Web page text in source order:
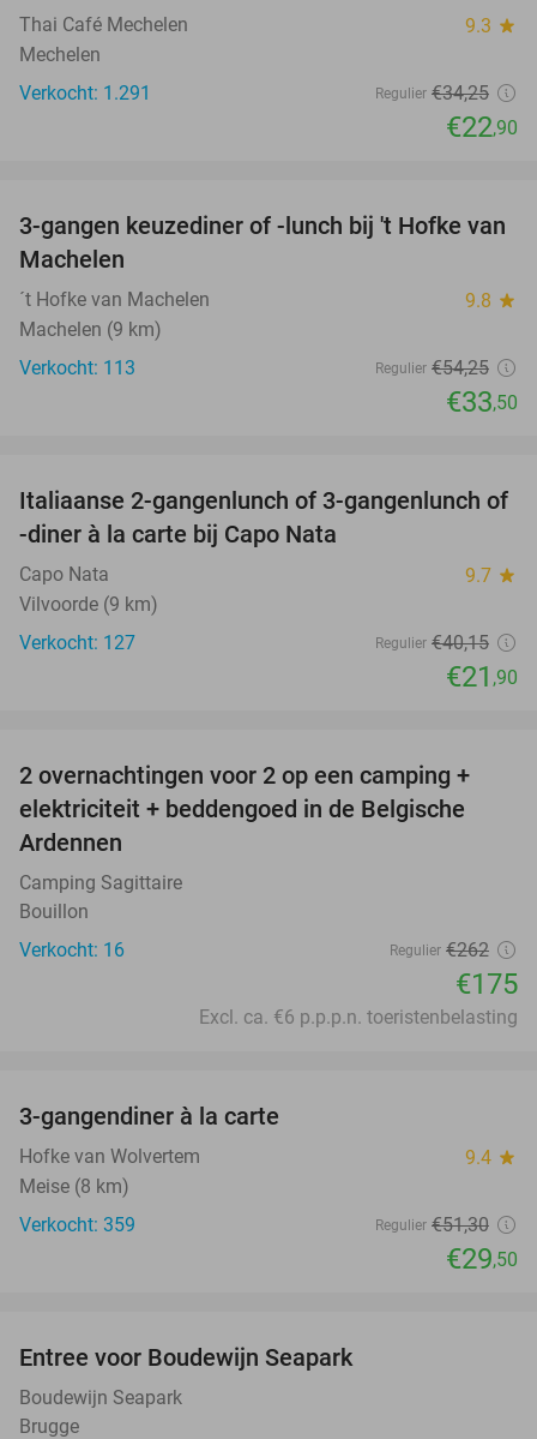
Thai Café Mechelen 9.3 star
Mechelen
Verkocht: 1.291
Regulier €34,25
€22,90
38%
3-gangen keuzediner of -lunch bij 't Hofke van
Machelen
´t Hofke van Machelen 9.8 star
Machelen (9 km)
Verkocht: 113
Regulier €54,25
€33,50
45%
Italiaanse 2-gangenlunch of 3-gangenlunch of
-diner à la carte bij Capo Nata
Capo Nata 9.7 star
Vilvoorde (9 km)
Verkocht: 127
Regulier €40,15
€21 ,90
33%
2 overnachtingen voor 2 op een camping +
elektriciteit + beddengoed in de Belgische
Ardennen
Camping Sagittaire
Bouillon
Verkocht: 16
Regulier €262
€175
Excl. ca. €6 p.p.p.n. toeristenbelasting
3-gangendiner à la carte
Hofke van Wolvertem 9.4 star
Meise (8 km)
Verkocht: 359
Regulier €51,30
€29,50
Entree voor Boudewijn Seapark
Boudewijn Seapark
Brugge